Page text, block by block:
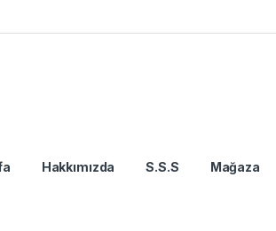
Hakkımızda S.S.S Mağaza